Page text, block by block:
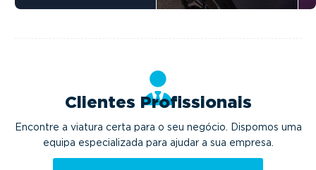
Clientes Profissionais
Encontre a viatura certa para o seu negócio. Dispomos uma
equipa especializada para ajudar a sua empresa.